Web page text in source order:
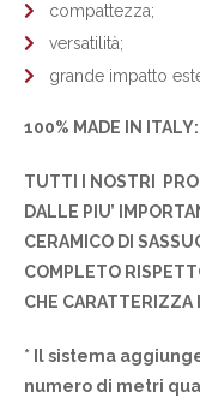
compattezza;
versatilità;
grande impatto
100% MADE IN ITALY:
TUTTI I NOSTRI
DALLE PIU’
CERAMICO DI
COMPLETO
CHE CARATTERIZZA
* Il sistema
numero di metri